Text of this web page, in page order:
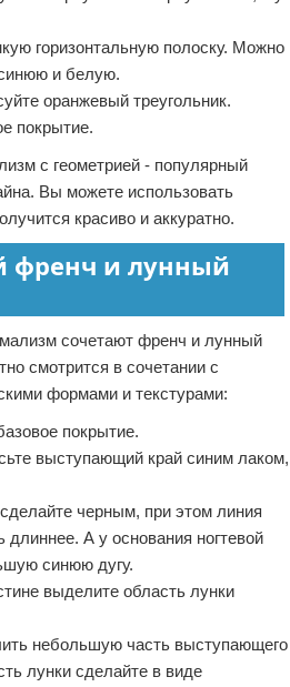
горизонтальную полоску. Можно
и белую.
оранжевый треугольник.
покрытие.
с геометрией - популярный
Вы можете использовать
красиво и аккуратно.
френч и лунный
сочетают френч и лунный
смотрится в сочетании с
формами и текстурами:
покрытие.
выступающий край синим лаком,
черным, при этом линия
А у основания ногтевой
синюю дугу.
выделите область лунки
небольшую часть выступающего
лунки сделайте в виде